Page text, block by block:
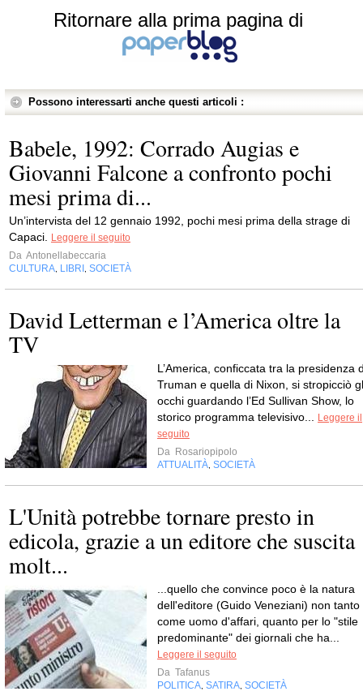
Ritornare alla prima pagina di
Possono interessarti anche questi articoli :
Babele, 1992: Corrado Augias e
Giovanni Falcone a confronto pochi
mesi prima di...
Un’intervista del 12 gennaio 1992, pochi mesi prima della strage di
Capaci.
Leggere il seguito
Da Antonellabeccaria
CULTURA LIBRI SOCIETÀ
David Letterman e l’America oltre la
TV
L’America, conficcata tra la presidenza
Truman e quella di Nixon, si stropicciò
occhi guardando l’Ed Sullivan Show, lo
storico programma televisivo...
Leggere il
seguito
Da Rosariopipolo
ATTUALITÀ SOCIETÀ
L'Unità potrebbe tornare presto in
edicola, grazie a un editore che suscita
molt...
...quello che convince poco è la natura
dell'editore (Guido Veneziani) non tanto
come uomo d'affari, quanto per lo "stile
predominante" dei giornali che ha...
Leggere il seguito
Da Tafanus
POLITICA SATIRA SOCIETÀ